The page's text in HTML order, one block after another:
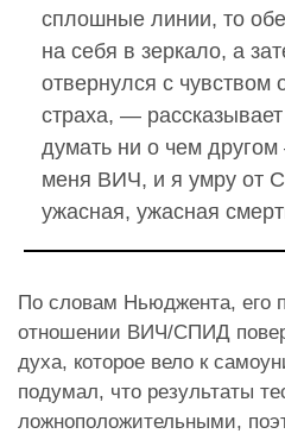
сплошные линии, то
на себя в зеркало, а
отвернулся с чувством
страха, —
думать ни о чем
меня ВИЧ, и я умру от
ужасная, ужасная
По словам Ньюджента, его
отношении ВИЧ/СПИД
духа, которое вело к
подумал, что результаты
ложноположительными,